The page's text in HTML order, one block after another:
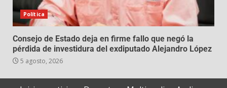
Política
Consejo de Estado deja en firme fallo que negó la
pérdida de investidura del exdiputado Alejandro López
5 agosto, 2026